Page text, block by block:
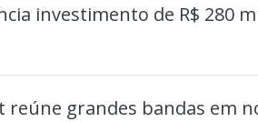
investimento de R$ 280
reúne grandes bandas em